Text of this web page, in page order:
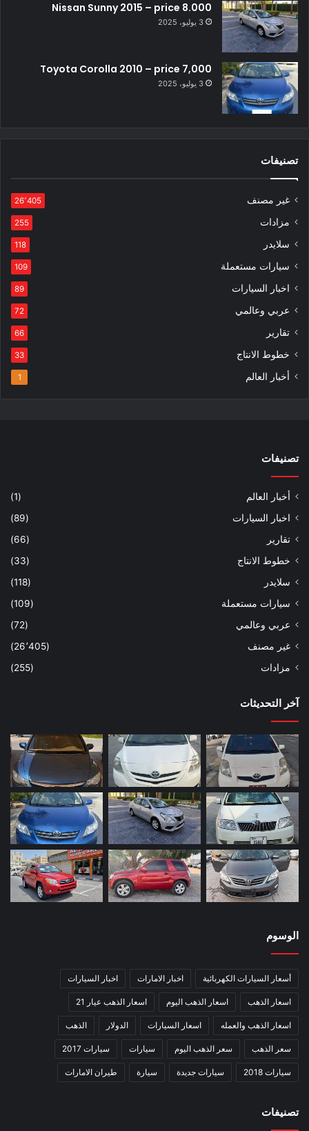
Nissan Sunny 2015 – price 8.000
3 يوليو، 2025
Toyota Corolla 2010 – price 7,000
3 يوليو، 2025
تصنيفات
غير مصنف 26٬405
مزادات 255
سلايدر 118
سيارات مستعملة 109
اخبار السيارات 89
عربي وعالمي 72
تقارير 66
خطوط الانتاج 33
أخبار العالم 1
تصنيفات
أخبار العالم
(1)
اخبار السيارات
(89)
تقارير
(66)
خطوط الانتاج
(33)
سلايدر
(118)
سيارات مستعملة
(109)
عربي وعالمي
(72)
غير مصنف
(26٬405)
مزادات
(255)
آخر التحديثات
الوسوم
أسعار السيارات الكهربائية اخبار الامارات اخبار السيارات
اسعار الذهب اسعار الذهب اليوم اسعار الذهب عيار 21
اسعار الذهب والعمله اسعار السيارات الدولار الذهب
سعر الذهب سعر الذهب اليوم سيارات سيارات 2017
سيارات 2018 سيارات جديدة سيارة طيران الامارات
تصنيفات